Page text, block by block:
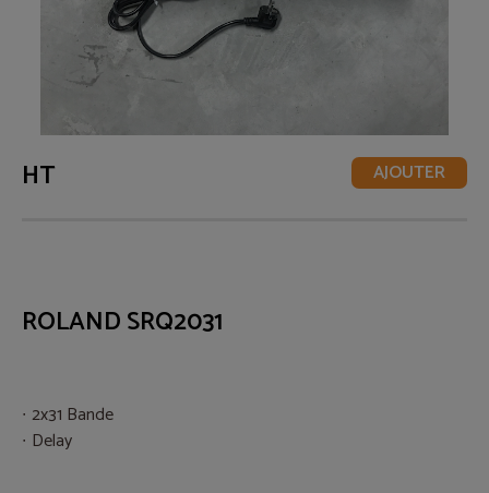
HT AJOUTER
ROLAND SRQ2031
2x31 Bande
Delay